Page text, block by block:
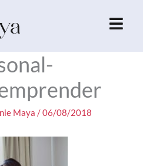
Maya /06/08/2018